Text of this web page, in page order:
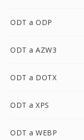
ODT a ODP
ODT a AZW3
ODT a DOTX
ODT a XPS
ODT a WEBP